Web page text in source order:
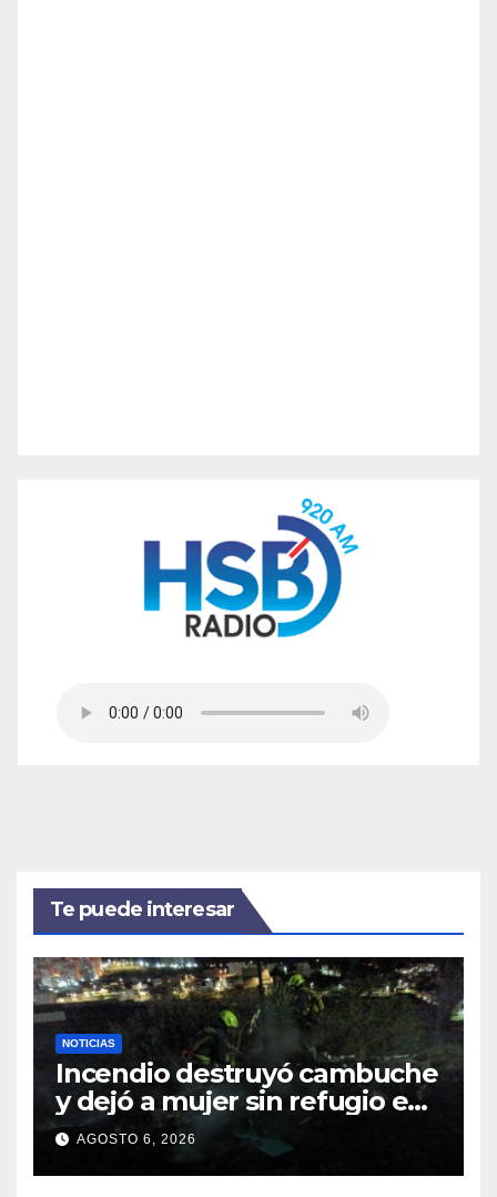
Te puede interesar
NOTICIAS
Incendio destruyó cambuche
y dejó a mujer sin refugio en
Pasto
AGOSTO 6, 2026